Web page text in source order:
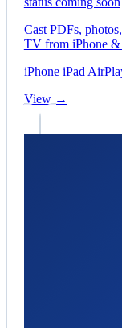
Cast PDFs,
TV from iPhone &
iPhone iPad
View →